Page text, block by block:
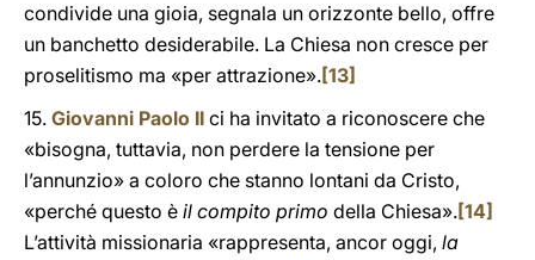
condivide una gioia, segnala un orizzonte bello, offre
un banchetto desiderabile. La Chiesa non cresce per
proselitismo ma «per attrazione».[13]
15. Giovanni Paolo II ci ha invitato a riconoscere che
«bisogna, tuttavia, non perdere la tensione per
l’annunzio» a coloro che stanno lontani da Cristo,
«perché questo è il compito primo della Chiesa».[14]
L’attività missionaria «rappresenta, ancor oggi, la